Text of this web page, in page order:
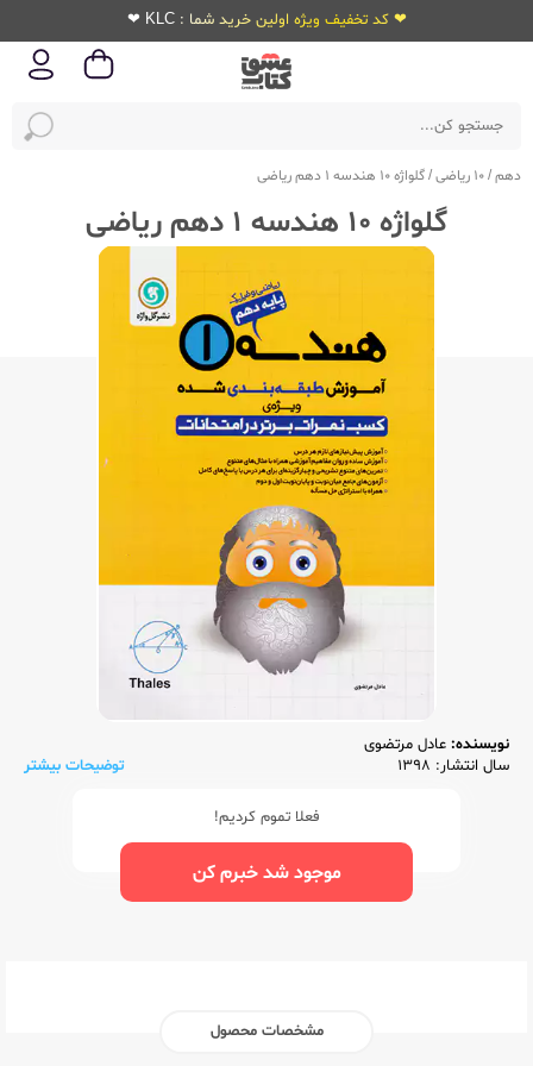
❤ کد تخفیف ویژه اولین خرید شما : KLC ❤
دهم/10 ریاضی /گلواژه 10 هندسه 1 دهم ریاضی
گلواژه 10 هندسه 1 دهم ریاضی
نویسنده: عادل مرتضوی
سال انتشار: 1398
توضیحات بیشتر
فعلا تموم کردیم!
موجود شد خبرم کن
مشخصات محصول